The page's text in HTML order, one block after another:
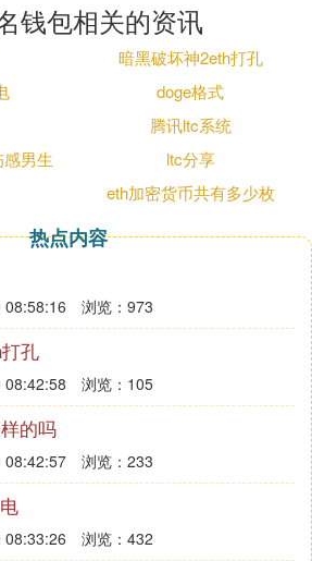
要方式。且只能本人知道，如果
用我们的助记词转走我们的资
在安全可靠的私密地方。千万
一旦助记词泄露给别人就等于将
人.
提示(如图)快速上手的简单教
新人建议先学习一遍之后开始测
常简单。
设置好后，您就拥有了自己的Im
就是您的收款地址，就像银行账
您的钱包转账，填入这个地址即
维码，别人也可以直接扫码给您
钱包相关的资讯
暗黑破坏神2eth打孔
doge格式
腾讯ltc系统
男生
ltc分享
eth加密货币共有多少枚
热点内容
08:58:16 浏览：973
孔
08:42:58 浏览：105
的吗
08:42:57 浏览：233
08:33:26 浏览：432